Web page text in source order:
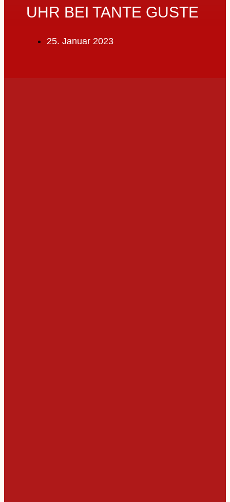
UHR BEI TANTE GUSTE
25. Januar 2023